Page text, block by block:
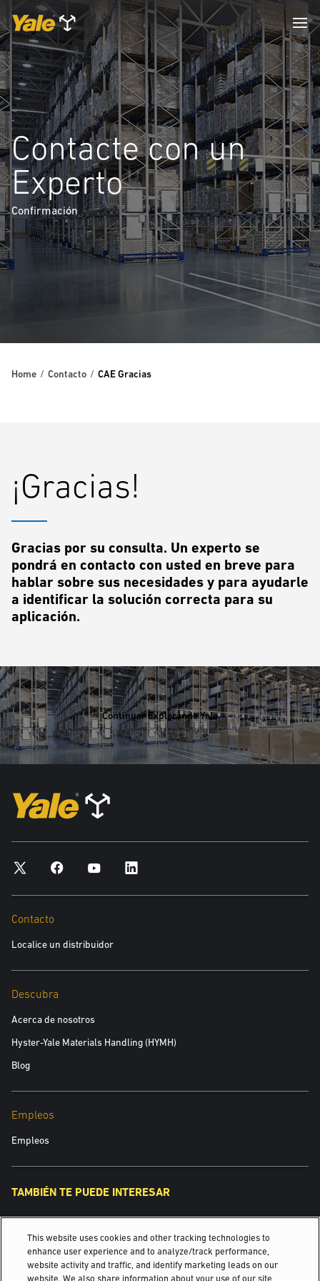
Contacte con un
Experto
Confirmación
Home Contacto CAE Gracias
¡Gracias!
Gracias por su consulta. Un experto se
pondrá en contacto con usted en breve para
hablar sobre sus necesidades y para ayudarle
a identificar la solución correcta para su
aplicación.
Continuar Explorando Yale
Contacto
Localice un distribuidor
Descubra
Acerca de nosotros
Hyster-Yale Materials Handling (HYMH)
Blog
Empleos
Empleos
TAMBIÉN TE PUEDE INTERESAR
Yale Robotics
Inspirando soluciones desde 1875.
This website uses cookies and other tracking technologies to
enhance user experience and to analyze/track performance,
website activity and traffic, and identify marketing leads on our
website. We also share information about your use of our site